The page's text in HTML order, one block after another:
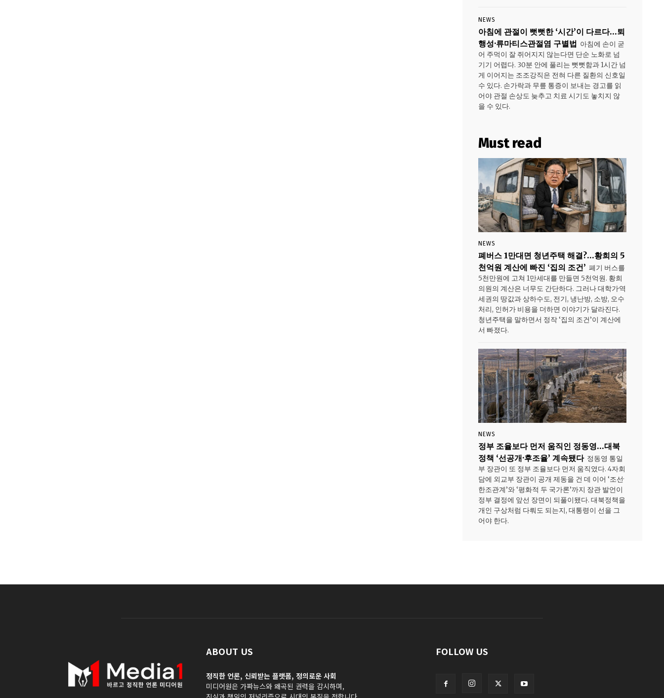
NEWS
아침에 관절이 뻣뻣한 ‘시간’이 다르다…퇴
행성·류마티스관절염 구별법 아침에 손이 굳
어 주먹이 잘 쥐어지지 않는다면 단순 노화로 넘
기기 어렵다. 30분 안에 풀리는 뻣뻣함과 1시간 넘
게 이어지는 조조강직은 전혀 다른 질환의 신호일
수 있다. 손가락과 무릎 통증이 보내는 경고를 읽
어야 관절 손상도 늦추고 치료 시기도 놓치지 않
을 수 있다.
Must read
NEWS
폐버스 1만대면 청년주택 해결?…황희의 5
천억원 계산에 빠진 ‘집의 조건’ 폐기 버스를
5천만원에 고쳐 1만세대를 만들면 5천억원. 황희
의원의 계산은 너무도 간단하다. 그러나 대학가·역
세권의 땅값과 상하수도, 전기, 냉난방, 소방, 오수
처리, 인허가 비용을 더하면 이야기가 달라진다.
청년주택을 말하면서 정작 ‘집의 조건’이 계산에
서 빠졌다.
NEWS
정부 조율보다 먼저 움직인 정동영…대북
정책 ‘선공개·후조율’ 계속됐다 정동영 통일
부 장관이 또 정부 조율보다 먼저 움직였다. 4자회
담에 외교부 장관이 공개 제동을 건 데 이어 ‘조선·
한조관계’와 ‘평화적 두 국가론’까지 장관 발언이
정부 결정에 앞선 장면이 되풀이됐다. 대북정책을
개인 구상처럼 다뤄도 되는지, 대통령이 선을 그
어야 한다.
ABOUT US
정직한 언론, 신뢰받는 플랫폼, 정의로운 사회
미디어원은 가짜뉴스와 왜곡된 권력을 감시하며,
FOLLOW US